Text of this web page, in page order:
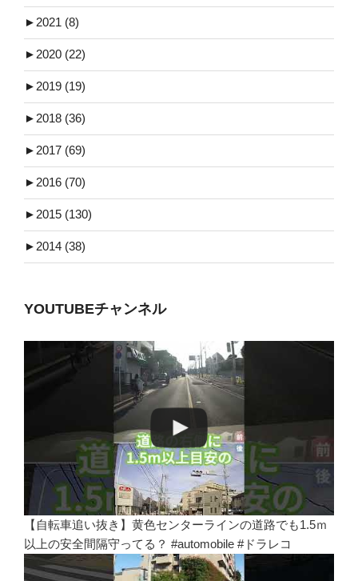
► 2021 (8)
► 2020 (22)
► 2019 (19)
► 2018 (36)
► 2017 (69)
► 2016 (70)
► 2015 (130)
► 2014 (38)
YOUTUBEチャンネル
【自転車追い抜き】黄色センターラインの道路でも1.5ｍ
以上の安全間隔守ってる？ #automobile #ドラレコ